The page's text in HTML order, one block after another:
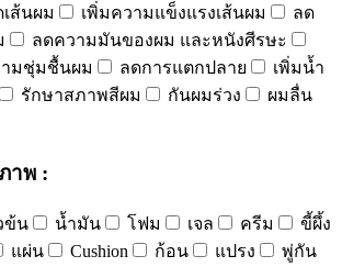
ส้นผม เพิ่มความแข็งแรงเส้นผม
ลด
ลดความมันของผม และหนังศีรษะ
ามชุ่มชื้นผม ลดการแตกปลาย
เพิ่มน้ำ
รักษาสภาพสีผม กันผมร่วง
ผมลื่น
าพ :
ข้น น้ำมัน โฟม เจล ครีม
ขี้ผึ้ง
แผ่น Cushion ก้อน แปรง
พู่กัน